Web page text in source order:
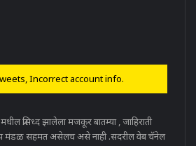
Incorrect account info.
प्रसिध्द झालेला मजकूर बातम्या , जाहिराती
मंडळ सहमत असेलच असे नाही .सदरील वेब चॅनेल